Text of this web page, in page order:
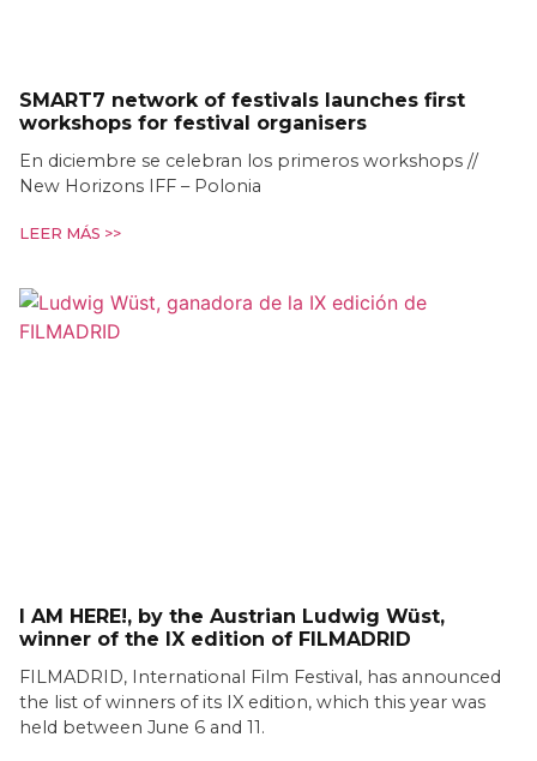
SMART7 network of festivals launches first
workshops for festival organisers
En diciembre se celebran los primeros workshops //
New Horizons IFF – Polonia
LEER MÁS >>
I AM HERE!, by the Austrian Ludwig Wüst,
winner of the IX edition of FILMADRID
FILMADRID, International Film Festival, has announced
the list of winners of its IX edition, which this year was
held between June 6 and 11.